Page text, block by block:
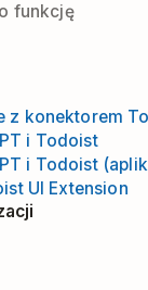
funkcję
z konektorem
i Todoist
i Todoist
UI Extension